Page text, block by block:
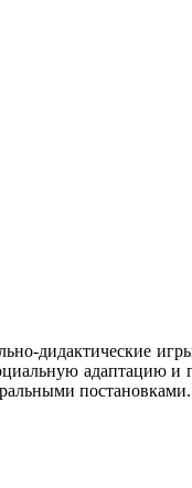
дидактические
адаптацию
постановками.